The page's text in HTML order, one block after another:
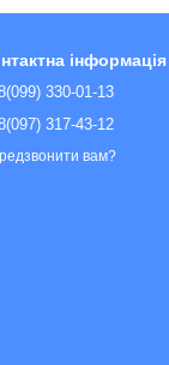
інформація
330-01-13
317-43-12
вам?